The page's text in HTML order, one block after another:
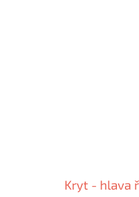
Kryt - hlava